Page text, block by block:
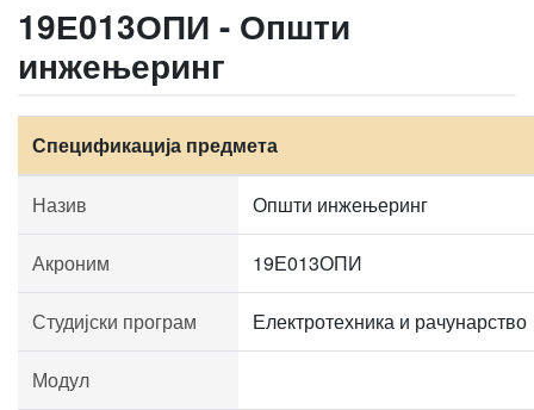
19Е013ОПИ - Општи
инжењеринг
Спецификација предмета
Назив Општи инжењеринг
Акроним 19Е013ОПИ
Студијски програм Електротехника и рачунарство
Модул